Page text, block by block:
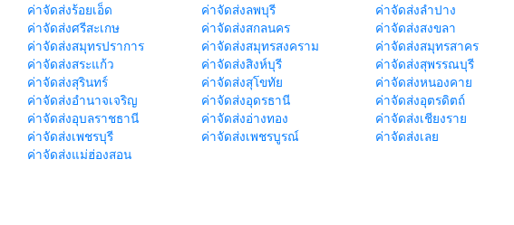
ค่าจัดส่งร้อยเอ็ด
ค่าจัดส่งลพบุรี ค่าจัดส่งลำปาง
ค่าจัดส่งศรีสะเกษ
ค่าจัดส่งสกลนคร ค่าจัดส่งสงขลา
ค่าจัดส่งสมุทรปราการ
ค่าจัดส่งสมุทรสงคราม ค่าจัดส่งสมุทรสาคร
ค่าจัดส่งสระแก้ว
ค่าจัดส่งสิงห์บุรี ค่าจัดส่งสุพรรณบุรี
ค่าจัดส่งสุรินทร์
ค่าจัดส่งสุโขทัย ค่าจัดส่งหนองคาย
ค่าจัดส่งอำนาจเจริญ
ค่าจัดส่งอุดรธานี ค่าจัดส่งอุตรดิตถ์
ค่าจัดส่งอุบลราชธานี
ค่าจัดส่งอ่างทอง ค่าจัดส่งเชียงราย
ค่าจัดส่งเพชรบุรี
ค่าจัดส่งเพชรบูรณ์ ค่าจัดส่งเลย
ค่าจัดส่งแม่ฮ่องสอน